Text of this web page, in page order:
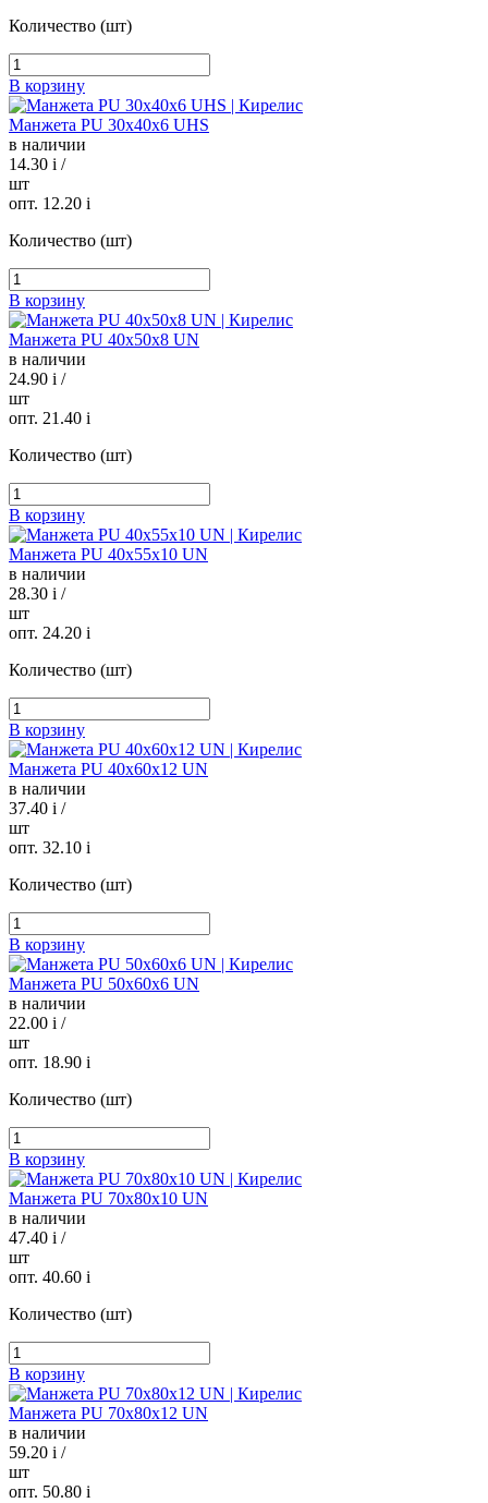
Количество (шт)
В корзину
Манжета PU 30х40х6 UHS
в наличии
14.30 i /
шт
опт. 12.20 i
Количество (шт)
В корзину
Манжета PU 40х50х8 UN
в наличии
24.90 i /
шт
опт. 21.40 i
Количество (шт)
В корзину
Манжета PU 40х55х10 UN
в наличии
28.30 i /
шт
опт. 24.20 i
Количество (шт)
В корзину
Манжета PU 40х60х12 UN
в наличии
37.40 i /
шт
опт. 32.10 i
Количество (шт)
В корзину
Манжета PU 50х60х6 UN
в наличии
22.00 i /
шт
опт. 18.90 i
Количество (шт)
В корзину
Манжета PU 70х80х10 UN
в наличии
47.40 i /
шт
опт. 40.60 i
Количество (шт)
В корзину
Манжета PU 70х80х12 UN
в наличии
59.20 i /
шт
опт. 50.80 i